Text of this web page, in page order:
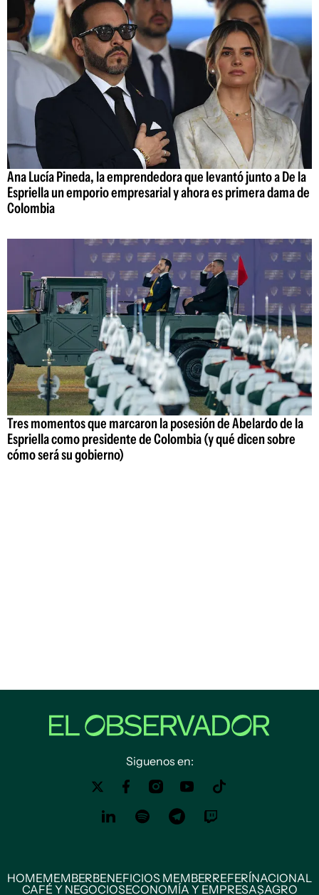
Ana Lucía Pineda, la emprendedora que levantó junto a De la
Espriella un emporio empresarial y ahora es primera dama de
Colombia
Tres momentos que marcaron la posesión de Abelardo de la
Espriella como presidente de Colombia (y qué dicen sobre
cómo será su gobierno)
Siguenos en:
HOMEMEMBERBENEFICIOS MEMBERREFERÍNACIONAL
CAFÉ Y NEGOCIOSECONOMÍA Y EMPRESASAGRO